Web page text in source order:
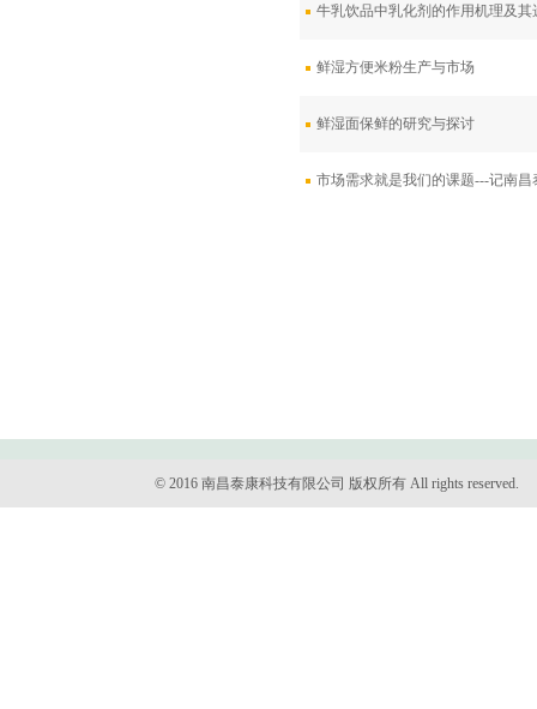
牛乳饮品中乳化剂的作用机理及其
鲜湿方便米粉生产与市场
鲜湿面保鲜的研究与探讨
市场需求就是我们的课题---记南
© 2016 南昌泰康科技有限公司 版权所有 All rights reserved.